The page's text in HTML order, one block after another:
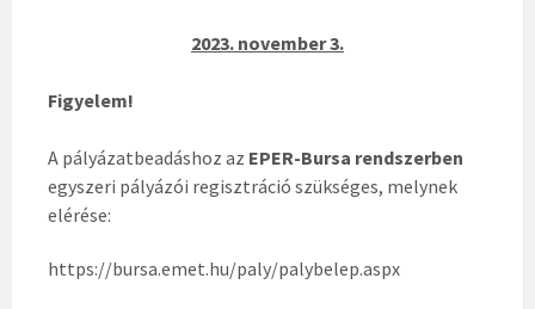
2023. november 3.
Figyelem!
A pályázatbeadáshoz az EPER-Bursa rendszerben
egyszeri pályázói regisztráció szükséges, melynek
elérése:
https://bursa.emet.hu/paly/palybelep.aspx